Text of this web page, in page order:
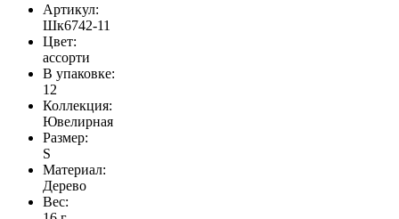
Артикул:
Шк6742-11
Цвет:
ассорти
В упаковке:
12
Коллекция:
Ювелирная
Размер:
S
Материал:
Дерево
Вес: